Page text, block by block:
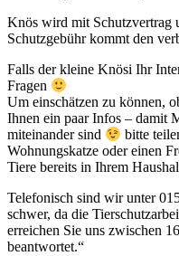
Knös wird mit Schutzvertrag
Schutzgebühr kommt den
Falls der kleine Knösi Ihr
Fragen
Um einschätzen zu können,
Ihnen ein paar Infos – damit
miteinander sind
bitte
Wohnungskatze oder einen
Tiere bereits in Ihrem
Telefonisch sind wir unter
schwer, da die
erreichen Sie uns zwischen
beantwortet.“